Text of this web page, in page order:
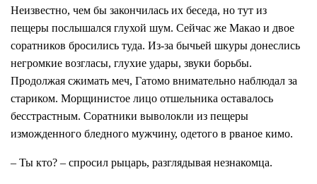
Неизвестно, чем бы закончилась их беседа, но тут из
пещеры послышался глухой шум. Сейчас же Макао и двое
соратников бросились туда. Из-за бычьей шкуры донеслись
негромкие возгласы, глухие удары, звуки борьбы.
Продолжая сжимать меч, Гатомо внимательно наблюдал за
стариком. Морщинистое лицо отшельника оставалось
бесстрастным. Соратники выволокли из пещеры
изможденного бледного мужчину, одетого в рваное кимо.
– Ты кто? – спросил рыцарь, разглядывая незнакомца.